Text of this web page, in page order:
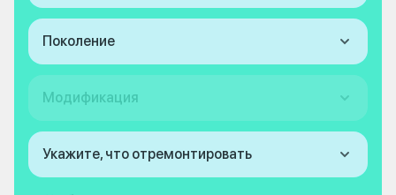
Поколение
Модификация
Укажите, что отремонтировать